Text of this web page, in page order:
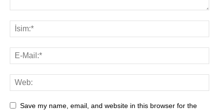
Save my name, email, and website in this browser for the